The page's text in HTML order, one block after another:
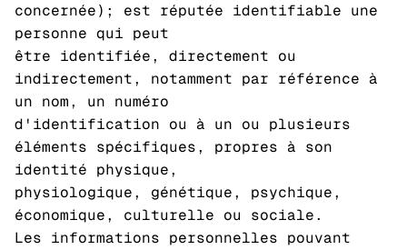
concernée); est réputée identifiable une
personne qui peut
être identifiée, directement ou
indirectement, notamment par référence à
un nom, un numéro
d'identification ou à un ou plusieurs
éléments spécifiques, propres à son
identité physique,
physiologique, génétique, psychique,
économique, culturelle ou sociale.
Les informations personnelles pouvant